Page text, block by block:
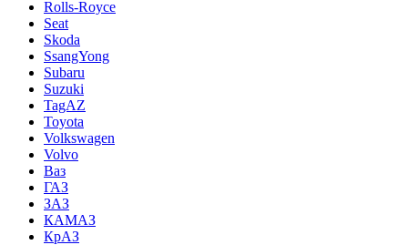
Rolls-Royce
Seat
Skoda
SsangYong
Subaru
Suzuki
TagAZ
Toyota
Volkswagen
Volvo
Ваз
ГАЗ
ЗАЗ
КАМАЗ
КрАЗ